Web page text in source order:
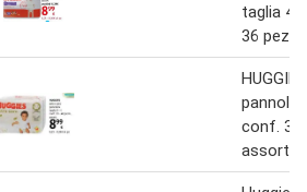
taglia 4-
36
conf.
assort.